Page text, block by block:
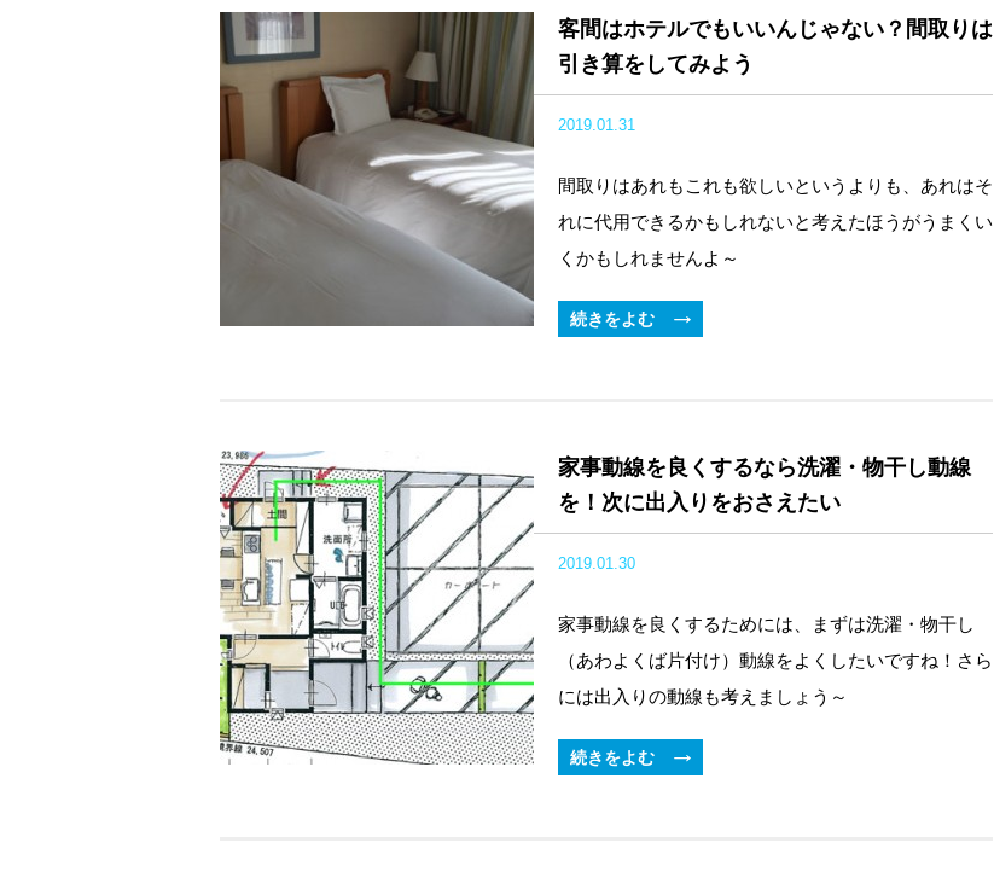
客間はホテルでもいいんじゃない？間取りは
引き算をしてみよう
2019.01.31
間取りはあれもこれも欲しいというよりも、あれはそ
れに代用できるかもしれないと考えたほうがうまくい
くかもしれませんよ～
続きをよむ
家事動線を良くするなら洗濯・物干し動線
を！次に出入りをおさえたい
2019.01.30
家事動線を良くするためには、まずは洗濯・物干し
（あわよくば片付け）動線をよくしたいですね！さら
には出入りの動線も考えましょう～
続きをよむ